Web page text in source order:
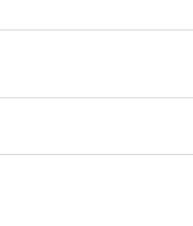
grandi
tra i quali il
un campo